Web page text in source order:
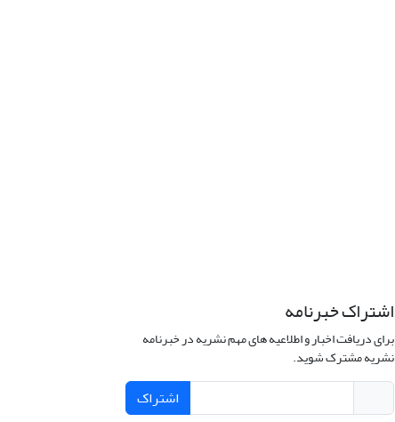
اشتراک خبرنامه
برای دریافت اخبار و اطلاعیه های مهم نشریه در خبرنامه
نشریه مشترک شوید.
اشتراک